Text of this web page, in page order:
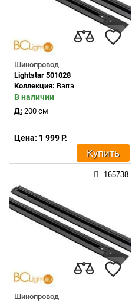
Шинопровод
Lightstar 501028
Коллекция: Barra
В наличии
Д: 200 см
Цена: 1 999 Р.
Купить
165738
Шинопровод